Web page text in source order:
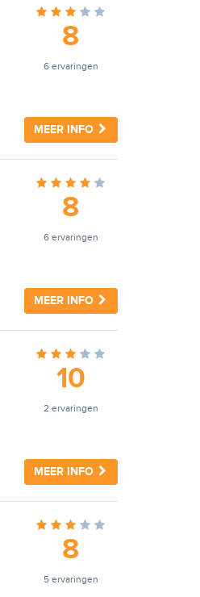
8
6 ervaringen
MEER INFO
8
6 ervaringen
MEER INFO
10
2 ervaringen
MEER INFO
8
5 ervaringen